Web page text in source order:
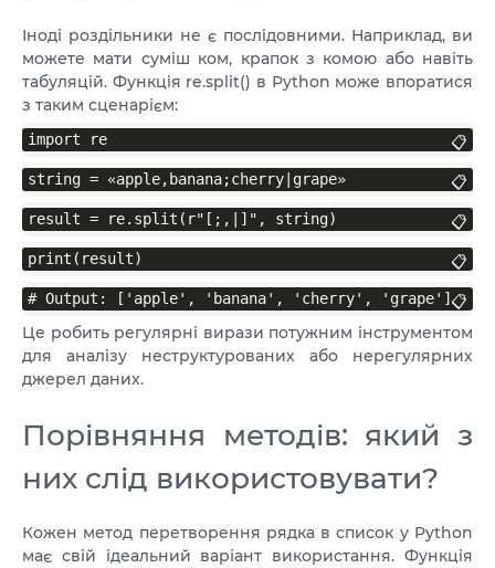
Іноді роздільники не є послідовними. Наприклад, ви
можете мати суміш ком, крапок з комою або навіть
табуляцій. Функція re.split() в Python може впоратися
з таким сценарієм:
import re 📋
string = «apple,banana;cherry|grape» 📋
result = re.split(r"[;,|]", string) 📋
print(result) 📋
# Output: ['apple', 'banana', 'cherry', 'grape']📋
Це робить регулярні вирази потужним інструментом
для аналізу неструктурованих або нерегулярних
джерел даних.
Порівняння методів: який з
них слід використовувати?
Кожен метод перетворення рядка в список у Python
має свій ідеальний варіант використання. Функція